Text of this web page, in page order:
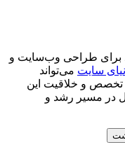
برای طراحی وب‌سایت و
سایت می‌تواند
تخصص و خلاقیت این
در مسیر رشد و